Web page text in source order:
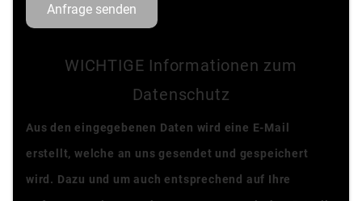
Anfrage senden
WICHTIGE Informationen zum
Datenschutz
Aus den eingegebenen Daten wird eine E-Mail
erstellt, welche an uns gesendet und gespeichert
wird. Dazu und um auch entsprechend auf Ihre